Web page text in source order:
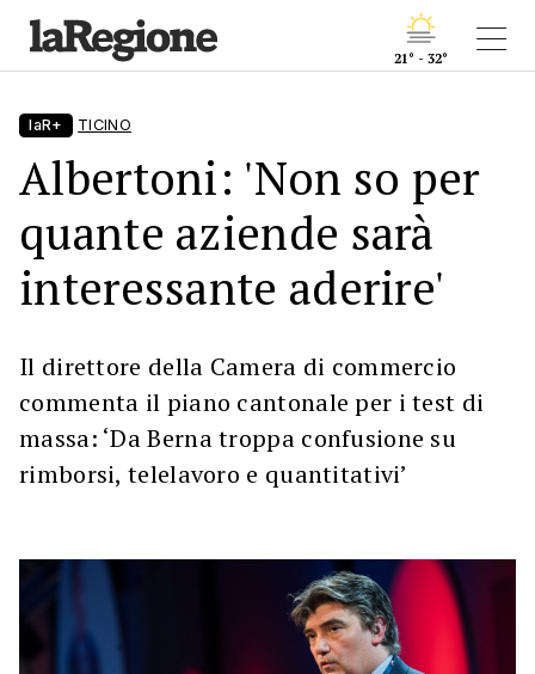
21° - 32°
laR+ TICINO
Albertoni: 'Non so per
quante aziende sarà
interessante aderire'
Il direttore della Camera di commercio
commenta il piano cantonale per i test di
massa: ‘Da Berna troppa confusione su
rimborsi, telelavoro e quantitativi’